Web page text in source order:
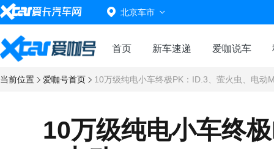
北京车市
首页 新车速递 爱咖说车
当前位置 爱咖号首页 10万级纯电小车终极PK：ID.3、萤火虫、电动
10万级纯电小车终